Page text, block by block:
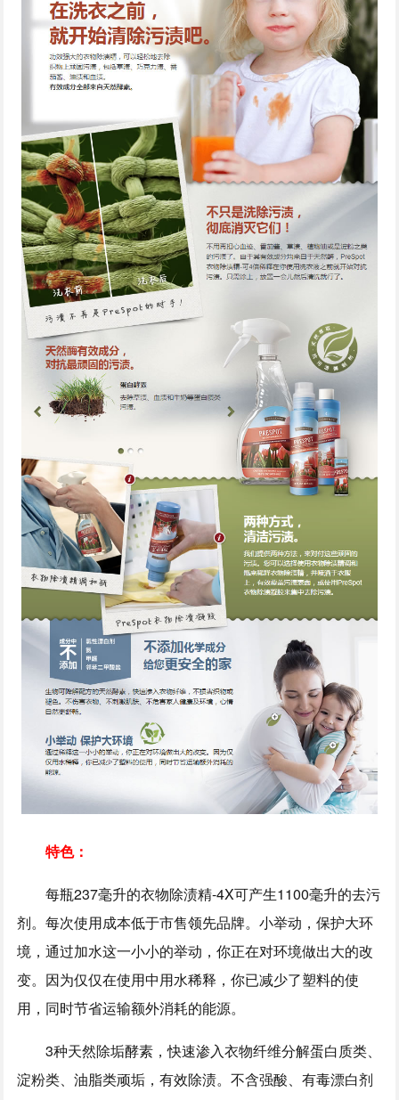
特色：
每瓶237毫升的衣物除渍精-4X可产生1100毫升的去污
剂。每次使用成本低于市售领先品牌。小举动，保护大环
境，通过加水这一小小的举动，你正在对环境做出大的改
变。因为仅仅在使用中用水稀释，你已减少了塑料的使
用，同时节省运输额外消耗的能源。
3种天然除垢酵素，快速渗入衣物纤维分解蛋白质类、
淀粉类、油脂类顽垢，有效除渍。不含强酸、有毒漂白剂